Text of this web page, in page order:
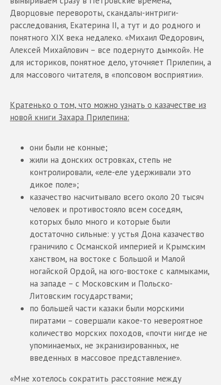
Дворцовые перевороты, скандалы-интриги-
расследования, Екатерина II, а тут и до родного и
понятного XIX века недалеко. «Михаил Федорович,
Алексей Михайлович – все подернуто дымкой». Не
для историков, понятное дело, уточняет Прилепин, а
для массового читателя, в «попсовом восприятии».
Кратенько о том, что можно узнать о казачестве из
новой книги Захара Прилепина:
они были не конные;
жили на донских островках, степь не
контролировали, «еле-еле удерживали это
дикое поле»;
казачество насчитывало всего около 20 тысяч
человек и противостояло всем соседям,
которых было много и которые были
достаточно сильные: у устья Дона казачество
граничило с Османской империей и Крымским
ханством, на востоке с Большой и Малой
ногайской Ордой, на юго-востоке с калмыками,
на западе – с Московским и Польско-
Литовским государствами;
по большей части казаки были морскими
пиратами – совершали какое-то невероятное
количество морских походов, «почти нигде не
упоминаемых, не экранизированных, не
введенных в массовое представление».
«Мне хотелось сократить расстояние между